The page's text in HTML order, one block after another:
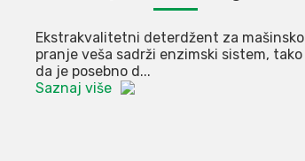
Ekstrakvalitetni deterdžent za mašinsko
pranje veša sadrži enzimski sistem, tako
da je posebno d...
Saznaj više